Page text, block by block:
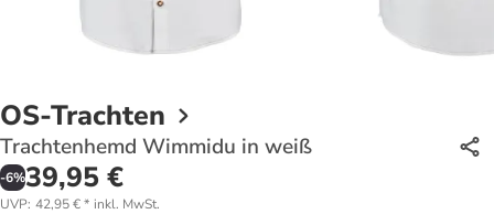
OS-Trachten
Trachtenhemd Wimmidu in weiß
-6%39,95 €
UVP: 42,95 €* inkl. MwSt.